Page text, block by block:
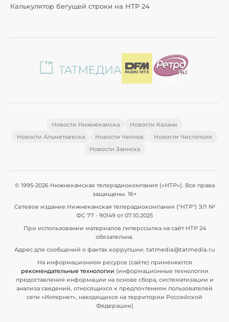
Калькулятор бегущей строки на НТР 24
Новости Нижнекамска
Новости Казани
Новости Альметьевска
Новости Челнов
Новости Чистополя
Новости Заинска
© 1995-2026 Нижнекамская телерадиокомпания («НТР»). Все права
защищены. 16+
Сетевое издание Нижнекамская телерадиокомпания ("НТР") ЭЛ №
ФС 77 - 90149 от 07.10.2025
При использовании материалов гиперссылка на сайт НТР 24
обязательна.
Адрес для сообщений о фактах коррупции: tatmedia@tatmedia.ru
На информационном ресурсе (сайте) применяются
рекомендательные технологии (информационные технологии
предоставления информации на основе сбора, систематизации и
анализа сведений, относящихся к предпочтениям пользователей
сети «Интернет», находящихся на территории Российской
Федерации)